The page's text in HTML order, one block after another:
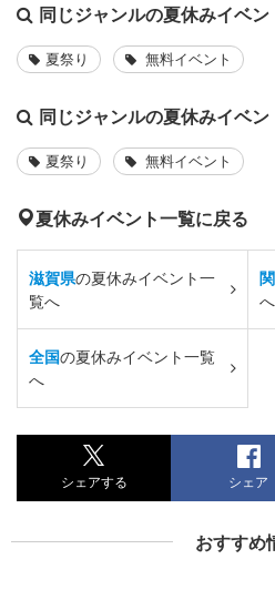
同じジャンルの夏休みイベン
夏祭り 無料イベント
同じジャンルの夏休みイベン
夏祭り 無料イベント
夏休みイベント一覧に戻る
滋賀県の夏休みイベント一
覧へ
へ
全国の夏休みイベント一覧
へ
シェアする シェア
おすすめ